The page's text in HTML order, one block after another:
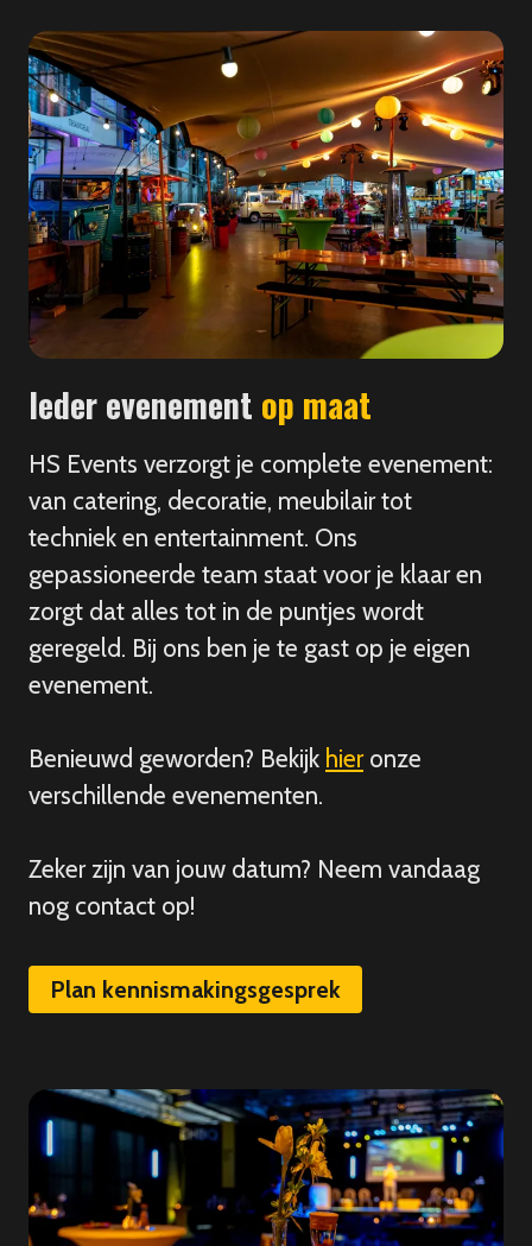
Ieder evenement op maat
HS Events verzorgt je complete evenement:
van catering, decoratie, meubilair tot
techniek en entertainment. Ons
gepassioneerde team staat voor je klaar en
zorgt dat alles tot in de puntjes wordt
geregeld. Bij ons ben je te gast op je eigen
evenement.
Benieuwd geworden? Bekijk hieronze
verschillende evenementen.
Zeker zijn van jouw datum? Neem vandaag
nog contact op!
Plan kennismakingsgesprek